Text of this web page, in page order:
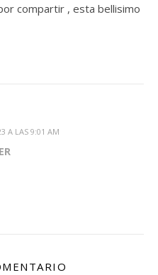
compartir , esta bellisimo
A LAS 9:01 AM